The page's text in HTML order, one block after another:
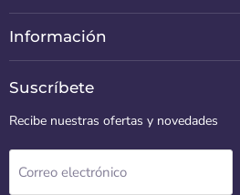
Información
Suscríbete
Recibe nuestras ofertas y novedades
Correo electrónico